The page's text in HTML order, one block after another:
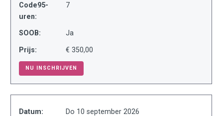
Code95-
uren:
7
SOOB: Ja
Prijs: € 350,00
NU INSCHRIJVEN
Datum:
Do 10 september 2026